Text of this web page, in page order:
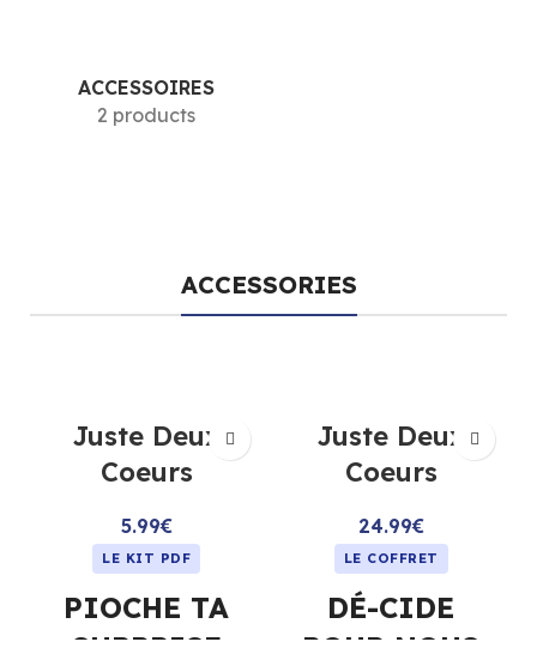
ACCESSOIRES
2 products
ACCESSORIES
Juste Deux
Coeurs
5.99€
LE KIT PDF
PIOCHE TA
SURPRISE
Juste Deux
Coeurs
24.99€
LE COFFRET
DÉ-CIDE
POUR NOUS